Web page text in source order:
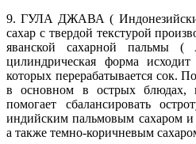
9. ГУЛА ДЖАВА (
сахар с твердой текстурой
яванской сахарной пальмы (
цилиндрическая форма
которых перерабатывается сок.
в основном в острых блюдах,
помогает сбалансировать
индийским пальмовым сахаром
а также темно-коричневым